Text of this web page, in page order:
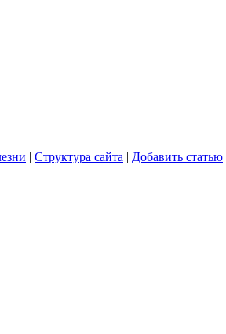
| Структура сайта | Добавить статью